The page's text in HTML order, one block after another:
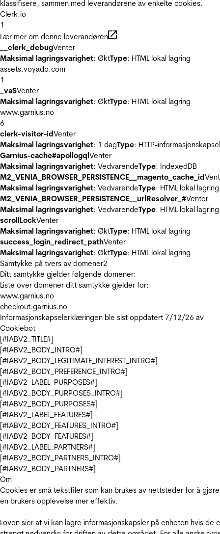
klassifisere, sammen med leverandørene av enkelte cookies.
Clerk.io
1
Lær mer om denne leverandøren
__clerk_debugVenter
Maksimal lagringsvarighet: ØktType: HTML lokal lagring
assets.voyado.com
1
_vaSVenter
Maksimal lagringsvarighet: ØktType: HTML lokal lagring
www.garnius.no
6
clerk-visitor-idVenter
Maksimal lagringsvarighet: 1 dagType: HTTP-informasjonskapsel
Garnius-cache#apollogqlVenter
Maksimal lagringsvarighet: VedvarendeType: IndexedDB
M2_VENIA_BROWSER_PERSISTENCE__magento_cache_id
Maksimal lagringsvarighet: VedvarendeType: HTML lokal lagring
M2_VENIA_BROWSER_PERSISTENCE__urlResolver_#Venter
Maksimal lagringsvarighet: VedvarendeType: HTML lokal lagring
scrollLockVenter
Maksimal lagringsvarighet: ØktType: HTML lokal lagring
success_login_redirect_pathVenter
Maksimal lagringsvarighet: ØktType: HTML lokal lagring
Samtykke på tvers av domener2
Ditt samtykke gjelder følgende domener:
Liste over domener ditt samtykke gjelder for:
www.garnius.no
checkout.garnius.no
Informasjonskapselerklæringen ble sist oppdatert 7/12/26 av
Cookiebot
[#IABV2_TITLE#]
[#IABV2_BODY_INTRO#]
[#IABV2_BODY_LEGITIMATE_INTEREST_INTRO#]
[#IABV2_BODY_PREFERENCE_INTRO#]
[#IABV2_LABEL_PURPOSES#]
[#IABV2_BODY_PURPOSES_INTRO#]
[#IABV2_BODY_PURPOSES#]
[#IABV2_LABEL_FEATURES#]
[#IABV2_BODY_FEATURES_INTRO#]
[#IABV2_BODY_FEATURES#]
[#IABV2_LABEL_PARTNERS#]
[#IABV2_BODY_PARTNERS_INTRO#]
[#IABV2_BODY_PARTNERS#]
Om
Cookies er små tekstfiler som kan brukes av nettsteder for å gjøre
en brukers opplevelse mer effektiv.
Loven sier at vi kan lagre informasjonskapsler på enheten hvis de